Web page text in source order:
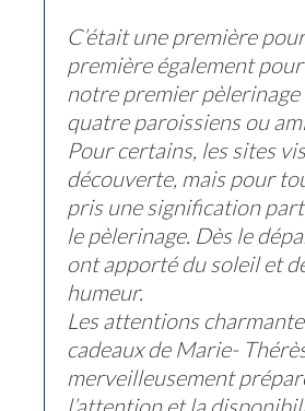
C’était une première
première également pour
notre premier
quatre paroissiens ou
Pour certains, les sites
découverte, mais pour
pris une signification
le pèlerinage. Dès le
ont apporté du soleil et
humeur.
Les attentions
cadeaux de Marie-
merveilleusement
l’attention et la